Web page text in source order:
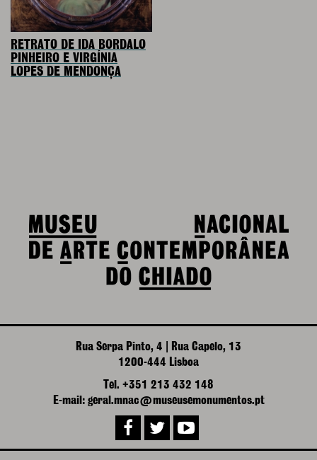
RETRATO DE IDA BORDALO
PINHEIRO E VIRGÍNIA
LOPES DE MENDONÇA
Rua Serpa Pinto, 4 | Rua Capelo, 13
1200-444 Lisboa
Tel. +351 213 432 148
E-mail: geral.mnac@museusemonumentos.pt